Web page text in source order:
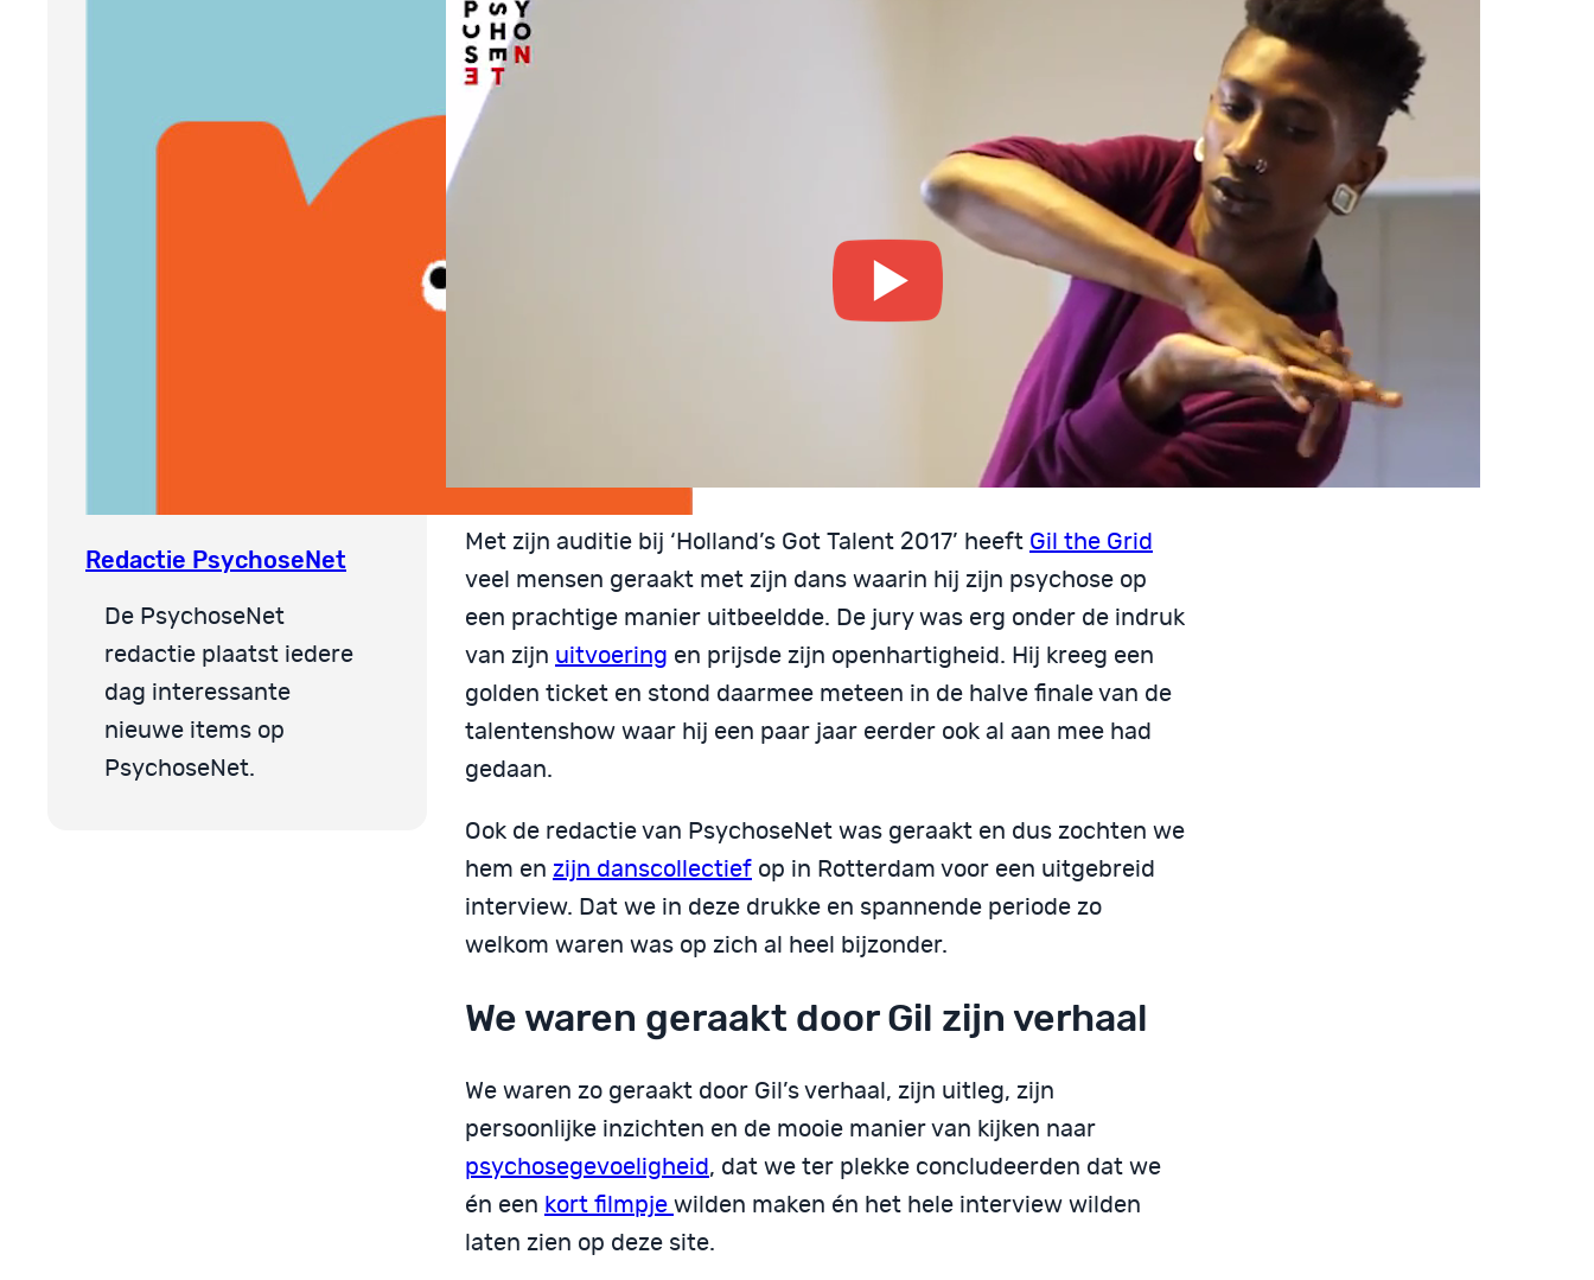
Redactie PsychoseNet
De PsychoseNet
redactie plaatst iedere
dag interessante
nieuwe items op
PsychoseNet.
Met zijn auditie bij ‘Holland’s Got Talent 2017’ heeft Gil the Grid
veel mensen geraakt met zijn dans waarin hij zijn psychose op
een prachtige manier uitbeeldde. De jury was erg onder de indruk
van zijn uitvoering en prijsde zijn openhartigheid. Hij kreeg een
golden ticket en stond daarmee meteen in de halve finale van de
talentenshow waar hij een paar jaar eerder ook al aan mee had
gedaan.
Ook de redactie van PsychoseNet was geraakt en dus zochten we
hem en zijn danscollectief op in Rotterdam voor een uitgebreid
interview. Dat we in deze drukke en spannende periode zo
welkom waren was op zich al heel bijzonder.
We waren geraakt door Gil zijn verhaal
We waren zo geraakt door Gil’s verhaal, zijn uitleg, zijn
persoonlijke inzichten en de mooie manier van kijken naar
psychosegevoeligheid , dat we ter plekke concludeerden dat we
én een kort filmpje wilden maken én het hele interview wilden
laten zien op deze site.